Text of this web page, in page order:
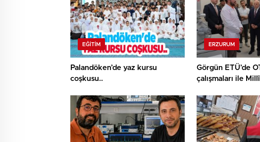
EĞITIM
Palandöken’de yaz kursu
coşkusu..
ERZURUM
Görgün ETÜ’de
çalışmaları ile
gördü…